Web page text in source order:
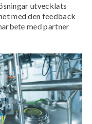
utvecklats
med den feedback
med partner